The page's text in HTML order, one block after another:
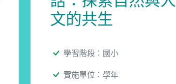
文的共生
學習階段：國小
實施單位：學年